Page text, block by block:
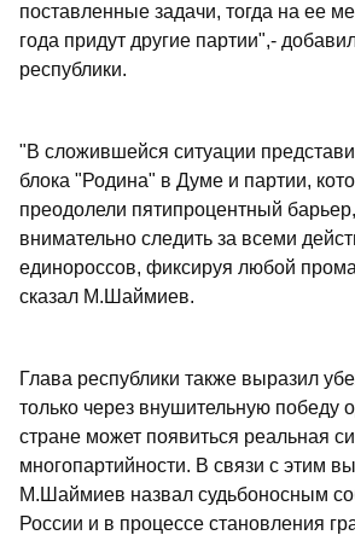
поставленные задачи, тогда на ее
года придут другие партии",-
республики.
"В сложившейся ситуации
блока "Родина" в Думе и партии,
преодолели пятипроцентный
внимательно следить за всеми
единороссов, фиксируя любой
сказал М.Шаймиев.
Глава республики также выразил
только через внушительную победу
стране может появиться реальная
многопартийности. В связи с этим
М.Шаймиев назвал судьбоносным
России и в процессе становления